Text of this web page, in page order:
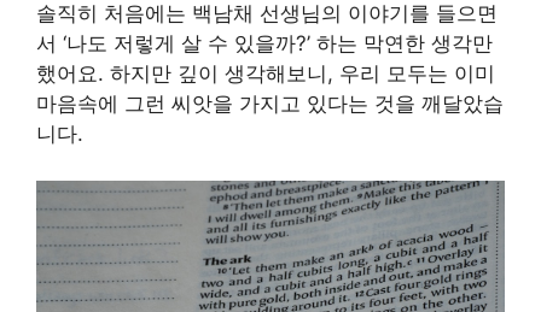
솔직히 처음에는 백남채 선생님의 이야기를 들으면
서 ‘나도 저렇게 살 수 있을까?’ 하는 막연한 생각만
했어요. 하지만 깊이 생각해보니, 우리 모두는 이미
마음속에 그런 씨앗을 가지고 있다는 것을 깨달았습
니다.